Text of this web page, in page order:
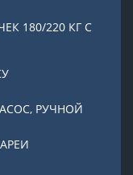
180/220 КГ С
РУЧНОЙ